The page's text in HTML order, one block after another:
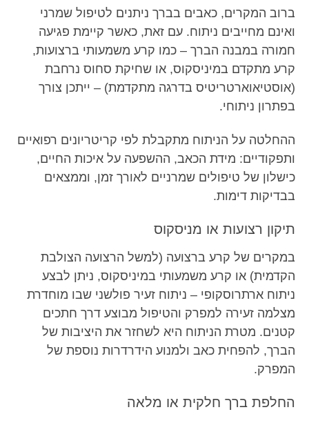
ברוב המקרים, כאבים בברך ניתנים לטיפול שמרני
ואינם מחייבים ניתוח. עם זאת, כאשר קיימת פגיעה
חמורה במבנה הברך – כמו קרע משמעותי ברצועות,
קרע מתקדם במיניסקוס, או שחיקת סחוס נרחבת
(אוסטיאוארטריטיס בדרגה מתקדמת) – ייתכן צורך
בפתרון ניתוחי.
ההחלטה על הניתוח מתקבלת לפי קריטריונים רפואיים
ותפקודיים: מידת הכאב, ההשפעה על איכות החיים,
כישלון של טיפולים שמרניים לאורך זמן, וממצאים
בבדיקות דימות.
תיקון רצועות או מניסקוס
במקרים של קרע ברצועה (למשל הרצועה הצולבת
הקדמית) או קרע משמעותי במיניסקוס, ניתן לבצע
ניתוח ארתרוסקופי – ניתוח זעיר פולשני שבו מוחדרת
מצלמה זעירה למפרק והטיפול מבוצע דרך חתכים
קטנים. מטרת הניתוח היא לשחזר את היציבות של
הברך, להפחית כאב ולמנוע הידרדרות נוספת של
המפרק.
החלפת ברך חלקית או מלאה